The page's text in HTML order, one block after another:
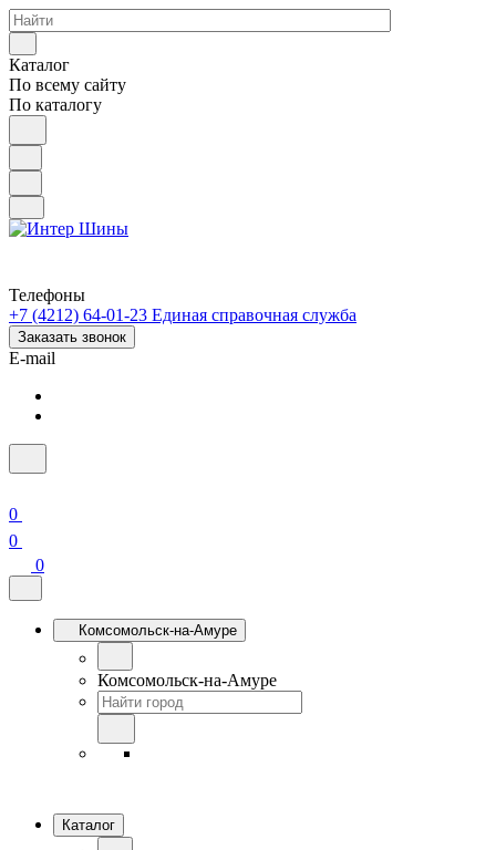
Каталог
По всему сайту
По каталогу
Телефоны
+7 (4212) 64-01-23 Единая справочная служба
Заказать звонок
E-mail
0
0
0
Комсомольск-на-Амуре
Комсомольск-на-Амуре
Каталог